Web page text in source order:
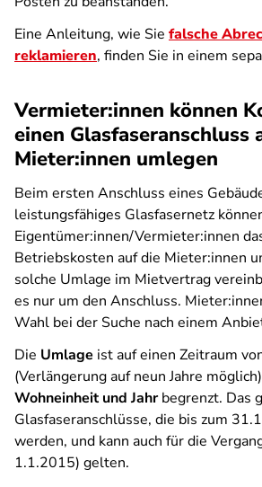
Eine Anleitung, wie Sie falsche
reklamieren, finden Sie in einem
Vermieter:innen können
einen Glasfaseranschluss
Mieter:innen umlegen
Beim ersten Anschluss eines
leistungsfähiges Glasfasernetz
Eigentümer:innen/Vermieter:innen
Betriebskosten auf die Mieter:innen
solche Umlage im Mietvertrag
es nur um den Anschluss.
Wahl bei der Suche nach einem
Die Umlage ist auf einen Zeitraum
(Verlängerung auf neun Jahre
Wohneinheit und Jahrbegrenzt. Das
Glasfaseranschlüsse, die bis zum
werden, und kann auch für die
1.1.2015) gelten.